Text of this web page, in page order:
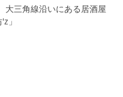
大三角線沿いにある居酒屋
」